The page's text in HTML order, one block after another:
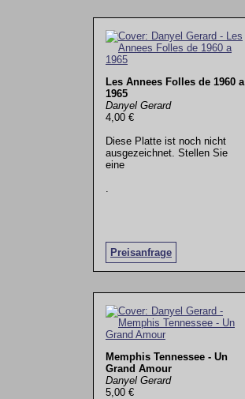
Les Annees Folles de 1960 a
1965
Danyel Gerard
4,00 €
Diese Platte ist noch nicht
ausgezeichnet. Stellen Sie
eine
Preisanfrage
.
Memphis Tennessee - Un
Grand Amour
Danyel Gerard
5,00 €